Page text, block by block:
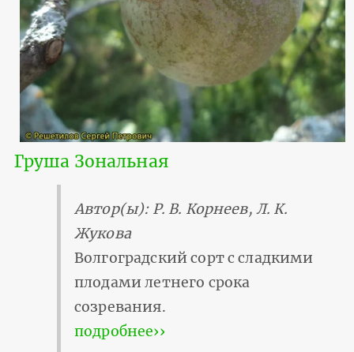
Груша Зональная
Автор(ы): Р. В. Корнеев, Л. К.
Жукова
Волгоградский сорт с сладкими
плодами летнего срока
созревания.
подробнее››